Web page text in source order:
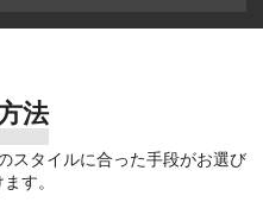
法
スタイルに合った手段がお選び
す。